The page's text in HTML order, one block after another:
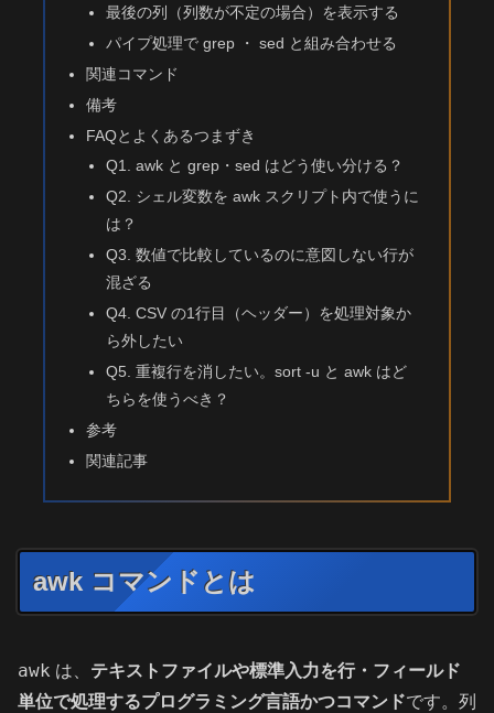
最後の列（列数が不定の場合）を表示する
パイプ処理で grep ・ sed と組み合わせる
関連コマンド
備考
FAQとよくあるつまずき
Q1. awk と grep・sed はどう使い分ける？
Q2. シェル変数を awk スクリプト内で使うに
は？
Q3. 数値で比較しているのに意図しない行が
混ざる
Q4. CSV の1行目（ヘッダー）を処理対象か
ら外したい
Q5. 重複行を消したい。sort -u と awk はど
ちらを使うべき？
参考
関連記事
awk コマンドとは
awk は、 テキストファイルや標準入力を行・フィールド
単位で処理するプログラミング言語かつコマンドです。列